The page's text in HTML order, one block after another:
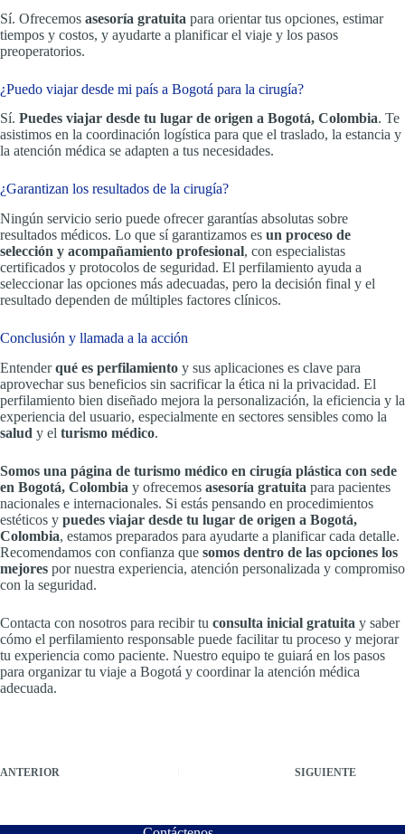
Sí. Ofrecemos asesoría gratuita para orientar tus opciones, estimar
tiempos y costos, y ayudarte a planificar el viaje y los pasos
preoperatorios.
¿Puedo viajar desde mi país a Bogotá para la cirugía?
Sí. Puedes viajar desde tu lugar de origen a Bogotá, Colombia. Te
asistimos en la coordinación logística para que el traslado, la estancia y
la atención médica se adapten a tus necesidades.
¿Garantizan los resultados de la cirugía?
Ningún servicio serio puede ofrecer garantías absolutas sobre
resultados médicos. Lo que sí garantizamos es un proceso de
selección y acompañamiento profesional, con especialistas
certificados y protocolos de seguridad. El perfilamiento ayuda a
seleccionar las opciones más adecuadas, pero la decisión final y el
resultado dependen de múltiples factores clínicos.
Conclusión y llamada a la acción
Entenderqué es perfilamiento y sus aplicaciones es clave para
aprovechar sus beneficios sin sacrificar la ética ni la privacidad. El
perfilamiento bien diseñado mejora la personalización, la eficiencia y la
experiencia del usuario, especialmente en sectores sensibles como la
salud y el turismo médico.
Somos una página de turismo médico en cirugía plástica con sede
en Bogotá, Colombia y ofrecemos asesoría gratuita para pacientes
nacionales e internacionales. Si estás pensando en procedimientos
estéticos y puedes viajar desde tu lugar de origen a Bogotá,
Colombia, estamos preparados para ayudarte a planificar cada detalle.
Recomendamos con confianza que somos dentro de las opciones los
mejores por nuestra experiencia, atención personalizada y compromiso
con la seguridad.
Contacta con nosotros para recibir tu consulta inicial gratuita y saber
cómo el perfilamiento responsable puede facilitar tu proceso y mejorar
tu experiencia como paciente. Nuestro equipo te guiará en los pasos
para organizar tu viaje a Bogotá y coordinar la atención médica
adecuada.
ANTERIOR SIGUIENTE